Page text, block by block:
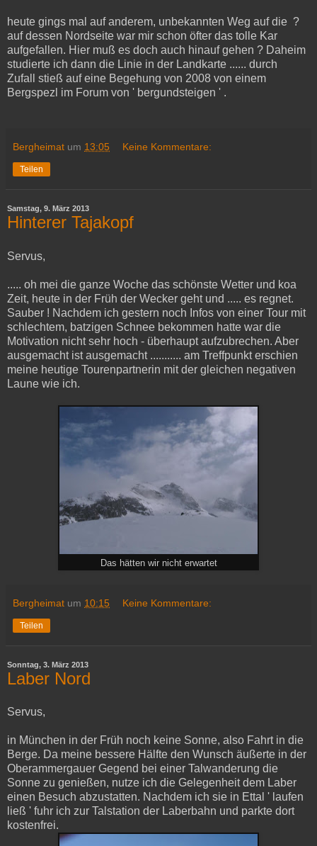
heute gings mal auf anderem, unbekannten Weg auf die ?
auf dessen Nordseite war mir schon öfter das tolle Kar
aufgefallen. Hier muß es doch auch hinauf gehen ? Daheim
studierte ich dann die Linie in der Landkarte ...... durch
Zufall stieß auf eine Begehung von 2008 von einem
Bergspezl im Forum von ' bergundsteigen ' .
Bergheimat um 13:05 Keine Kommentare:
Teilen
Samstag, 9. März 2013
Hinterer Tajakopf
Servus,
..... oh mei die ganze Woche das schönste Wetter und koa
Zeit, heute in der Früh der Wecker geht und ..... es regnet.
Sauber ! Nachdem ich gestern noch Infos von einer Tour mit
schlechtem, batzigen Schnee bekommen hatte war die
Motivation nicht sehr hoch - überhaupt aufzubrechen. Aber
ausgemacht ist ausgemacht ........... am Treffpunkt erschien
meine heutige Tourenpartnerin mit der gleichen negativen
Laune wie ich.
Das hätten wir nicht erwartet
Bergheimat um 10:15 Keine Kommentare:
Teilen
Sonntag, 3. März 2013
Laber Nord
Servus,
in München in der Früh noch keine Sonne, also Fahrt in die
Berge. Da meine bessere Hälfte den Wunsch äußerte in der
Oberammergauer Gegend bei einer Talwanderung die
Sonne zu genießen, nutze ich die Gelegenheit dem Laber
einen Besuch abzustatten. Nachdem ich sie in Ettal ' laufen
ließ ' fuhr ich zur Talstation der Laberbahn und parkte dort
kostenfrei.